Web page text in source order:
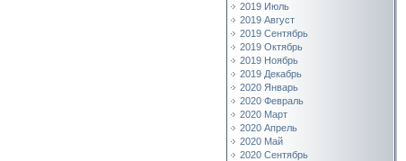
2019 Июль
2019 Август
2019 Сентябрь
2019 Октябрь
2019 Ноябрь
2019 Декабрь
2020 Январь
2020 Февраль
2020 Март
2020 Апрель
2020 Май
2020 Сентябрь